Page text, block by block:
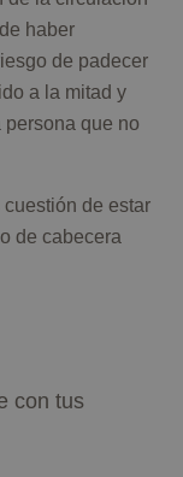
haber
de padecer
a la mitad y
que no
de estar
de cabecera
con tus